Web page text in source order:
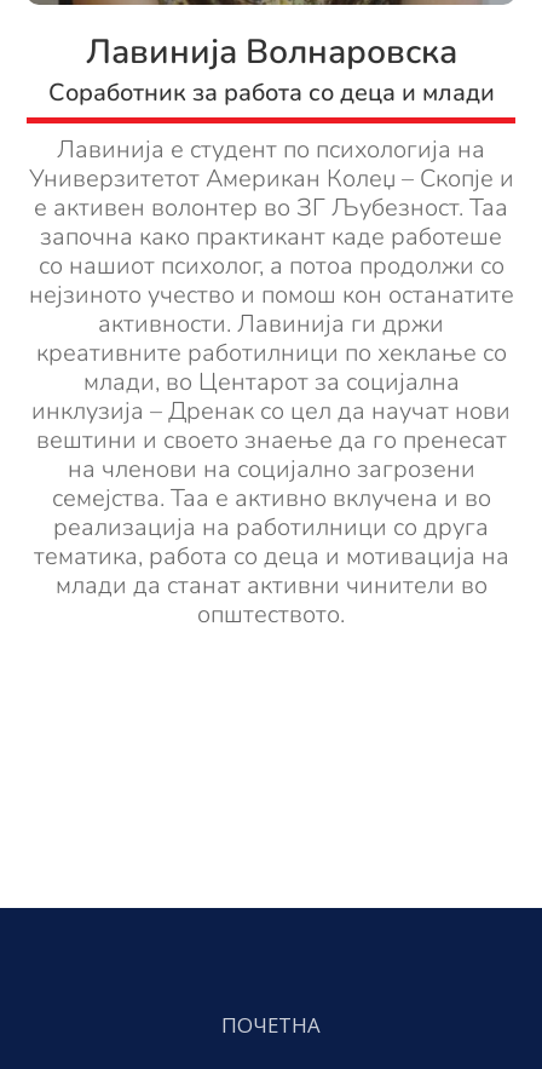
Лавинија Волнаровска
Соработник за работа со деца и млади
Лавинија е студент по психологија на
Универзитетот Американ Колеџ – Скопје и
е активен волонтер во ЗГ Љубезност. Таа
започна како практикант каде работеше
со нашиот психолог, а потоа продолжи со
нејзиното учество и помош кон останатите
активности. Лавинија ги држи
креативните работилници по хеклање со
млади, во Центарот за социјална
инклузија – Дренак со цел да научат нови
вештини и своето знаење да го пренесат
на членови на социјално загрозени
семејства. Таа е активно вклучена и во
реализација на работилници со друга
тематика, работа со деца и мотивација на
млади да станат активни чинители во
општеството.
ПОЧЕТНА